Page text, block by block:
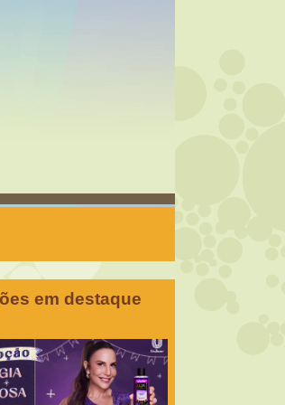
em destaque